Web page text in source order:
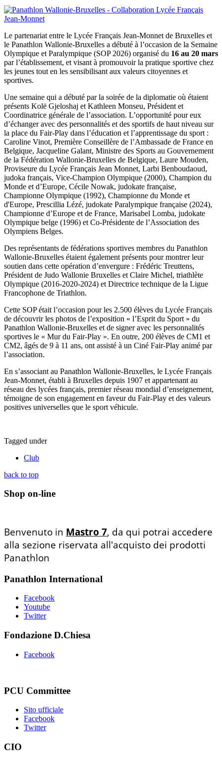
Le partenariat entre le Lycée Français Jean-Monnet de Bruxelles et
le Panathlon Wallonie-Bruxelles a débuté à l’occasion de la Semaine
Olympique et Paralympique (SOP 2026) organisé du 16 au 20 mars
par l’établissement, et visant à promouvoir la pratique sportive chez
les jeunes tout en les sensibilisant aux valeurs citoyennes et
sportives.
Une semaine qui a débuté par la soirée de la diplomatie où étaient
présents Kolë Gjeloshaj et Kathleen Monseu, Président et
Coordinatrice générale de l’association. L’opportunité pour eux
d’échanger avec des personnalités et des sportifs de haut niveau sur
la place du Fair-Play dans l’éducation et l’apprentissage du sport :
Caroline Vinot, Première Conseillère de l’Ambassade de France en
Belgique, Jacqueline Galant, Ministre des Sports au Gouvernement
de la Fédération Wallonie-Bruxelles de Belgique, Laure Mouden,
Proviseure du Lycée Français Jean Monnet, Larbi Benboudaoud,
judoka français, Vice-Champion Olympique (2000), Champion du
Monde et d’Europe, Cécile Nowak, judokate française,
Championne Olympique (1992), Championne du Monde et
d'Europe, Prescillia Lézé, judokate Paralympique française (2024),
Championne d’Europe et de France, Marisabel Lomba, judokate
Olympique belge (1996) et Co-Présidente de l’Association des
Olympiens Belges.
Des représentants de fédérations sportives membres du Panathlon
Wallonie-Bruxelles étaient également présents pour montrer leur
soutien dans cette opération d’envergure : Frédéric Treuttens,
Président de Judo Wallonie Bruxelles et Claire Michel, triathlète
Olympique (2016-2020-2024) et Directrice technique de la Ligue
Francophone de Triathlon.
Cette SOP était l’occasion pour les 2.500 élèves du Lycée Français
de découvrir les photos de l’exposition « l’Esprit du Sport » du
Panathlon Wallonie-Bruxelles et de signer avec les personnalités
sportives le « Mur du Fair-Play ». En outre, 200 élèves de CM1 et
CM2, âgés de 9 à 11 ans, ont assisté à un Ciné Fair-Play animé par
l’association.
En s’associant au Panathlon Wallonie-Bruxelles, le Lycée Français
Jean-Monnet, établi à Bruxelles depuis 1907 et appartenant au
réseau des lycées français, premier réseau mondial d’enseignement,
témoigne de son engagement en faveur du Fair-Play et des valeurs
positives universelles que le sport véhicule.
Tagged under
Club
back to top
Shop on-line
Benvenuto in Mastro 7, da qui potrai accedere
alla sezione riservata all'acquisto dei prodotti
Panathlon
Panathlon International
Facebook
Youtube
Twitter
Fondazione D.Chiesa
Facebook
PCU Committee
Sito ufficiale
Facebook
Twitter
CIO